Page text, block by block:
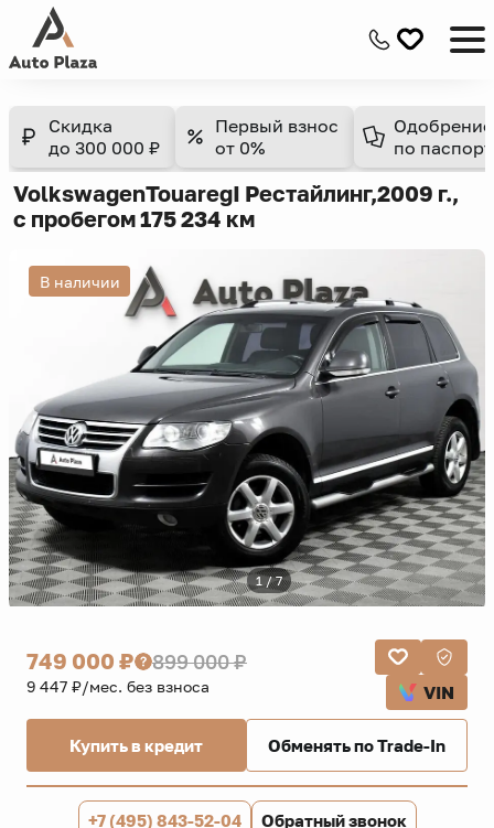
Скидка
до 300 000 ₽
Первый взнос
от 0%
Одобрение
по
VolkswagenTouaregI Рестайлинг,2009 г.,
с пробегом 175 234 км
В наличии
1 / 7
749 000 ₽ 899 000 ₽
9 447 ₽/мес. без взноса VIN
Купить в кредит Обменять по Trade-In
+7 (495) 843-52-04 Обратный звонок